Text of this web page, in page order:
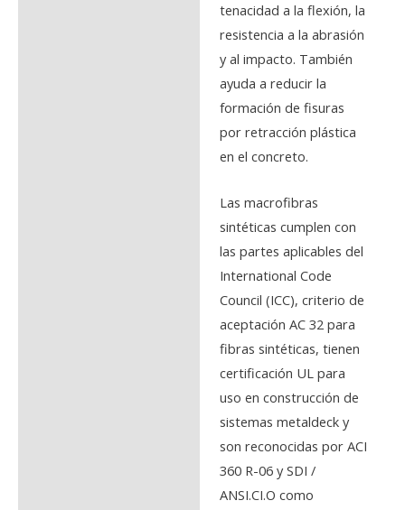
tenacidad a la flexión, la
resistencia a la abrasión
y al impacto. También
ayuda a reducir la
formación de fisuras
por retracción plástica
en el concreto.
Las macrofibras
sintéticas cumplen con
las partes aplicables del
International Code
Council (ICC), criterio de
aceptación AC 32 para
fibras sintéticas, tienen
certificación UL para
uso en construcción de
sistemas metaldeck y
son reconocidas por ACI
360 R-06 y SDI /
ANSI.CI.O como